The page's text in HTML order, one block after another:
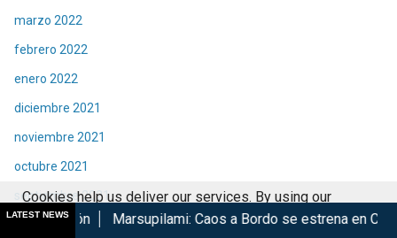
marzo 2022
febrero 2022
enero 2022
diciembre 2021
noviembre 2021
octubre 2021
septiembre 2021
agosto 2021
LATEST NEWS
Marsupilami: Caos a Bordo se estrena en Cinépolis Harry
Cookies help us deliver our services. By using our
services, you agree to our use of cookies.
Got it